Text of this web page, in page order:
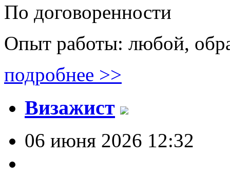
По договоренности
Опыт работы: любой,
подробнее >>
Визажист
06 июня 2026 12:32